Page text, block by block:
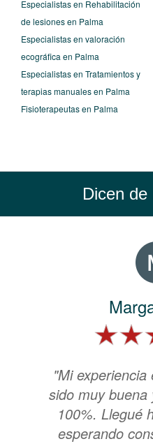
Especialistas en Rehabilitación
de lesiones en Palma
Especialistas en valoración
ecográfica en Palma
Especialistas en Tratamientos y
terapias manuales en Palma
Fisioterapeutas en Palma
Dicen
"Mi
sido muy
100%. Llegué
esperando